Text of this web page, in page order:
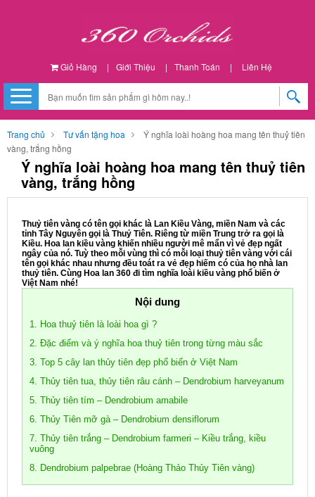
Giỏ Hàng | Giới Thiệu | Thanh Toán | Liên Hệ
Trang chủ Tư vấn tặng hoa
Ý nghĩa loài hoàng hoa mang tên thuỷ tiên
vàng, trắng hồng
Ý nghĩa loài hoàng hoa mang tên thuỷ tiên
vàng, trắng hồng
Thuỷ tiên vàng có tên gọi khác là Lan Kiều Vàng, miền Nam và các
tỉnh Tây Nguyên gọi là Thuỷ Tiên. Riêng từ miền Trung trở ra gọi là
Kiều. Hoa lan kiều vàng khiến nhiều người mê mẩn vì vẻ đẹp ngất
ngây của nó. Tuỳ theo mỗi vùng thì có mỗi loại thuỷ tiên vàng với cái
tên gọi khác nhau nhưng đều toát ra vẻ đẹp hiếm có của họ nhà lan
thuỷ tiên. Cùng Hoa lan 360 đi tìm nghĩa loài kiều vàng phổ biến ở
Việt Nam nhé!
Nội dung
1. Hoa thuỷ tiên là loài hoa gì ?
2. Đặc điểm và ý nghĩa hoa thuỷ tiên trong từng màu sắc
3. Top 5 cây lan thủy tiên đẹp phổ biến ở Việt Nam
4. Thủy tiên tua, thủy tiên râu cánh – Dendrobium harveyanum
5. Thủy tiên tím – Dendrobium amabile
6. Thủy Tiên mỡ gà – Dendrobium densiflorum
7. Thủy tiên trắng – Dendrobium farmeri – Kiều trắng, kiều
vuông
8. Dendrobium palpebrae (Hoàng Thảo Thủy Tiên vàng)